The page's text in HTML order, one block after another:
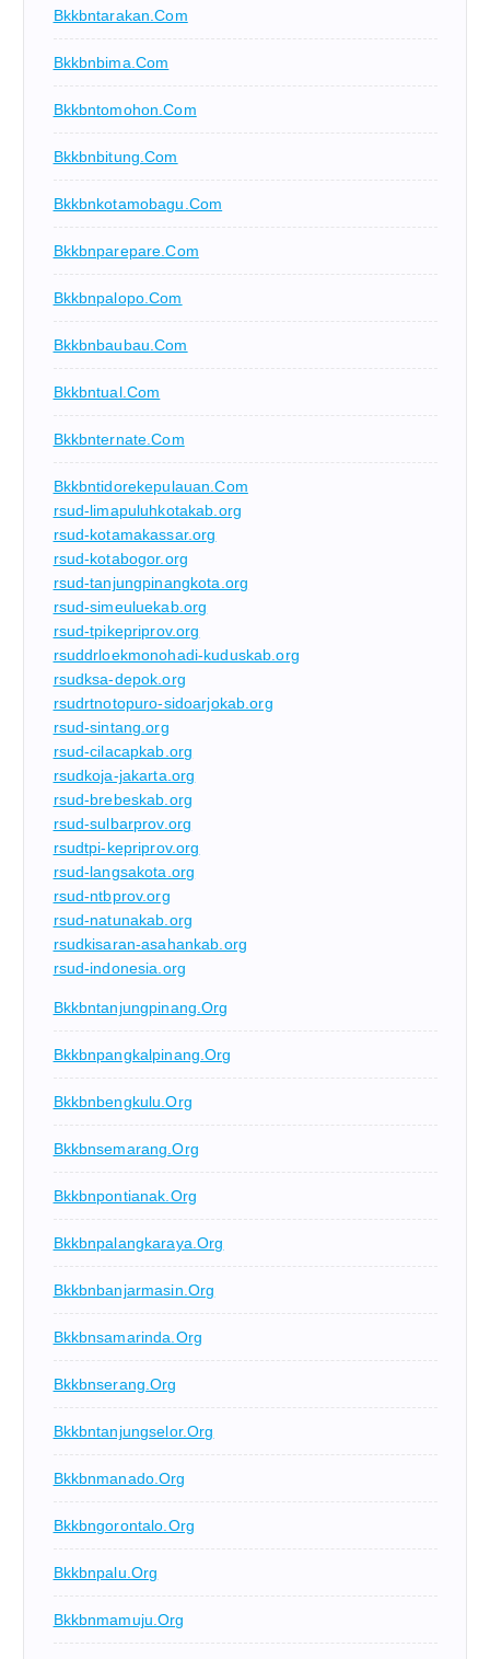
Bkkbntarakan.com
Bkkbnbima.com
Bkkbntomohon.com
Bkkbnbitung.com
Bkkbnkotamobagu.com
Bkkbnparepare.com
Bkkbnpalopo.com
Bkkbnbaubau.com
Bkkbntual.com
Bkkbnternate.com
Bkkbntidorekepulauan.com
rsud-limapuluhkotakab.org
rsud-kotamakassar.org
rsud-kotabogor.org
rsud-tanjungpinangkota.org
rsud-simeuluekab.org
rsud-tpikepriprov.org
rsuddrloekmonohadi-kuduskab.org
rsudksa-depok.org
rsudrtnotopuro-sidoarjokab.org
rsud-sintang.org
rsud-cilacapkab.org
rsudkoja-jakarta.org
rsud-brebeskab.org
rsud-sulbarprov.org
rsudtpi-kepriprov.org
rsud-langsakota.org
rsud-ntbprov.org
rsud-natunakab.org
rsudkisaran-asahankab.org
rsud-indonesia.org
Bkkbntanjungpinang.org
Bkkbnpangkalpinang.org
Bkkbnbengkulu.org
Bkkbnsemarang.org
Bkkbnpontianak.org
Bkkbnpalangkaraya.org
Bkkbnbanjarmasin.org
Bkkbnsamarinda.org
Bkkbnserang.org
Bkkbntanjungselor.org
Bkkbnmanado.org
Bkkbngorontalo.org
Bkkbnpalu.org
Bkkbnmamuju.org